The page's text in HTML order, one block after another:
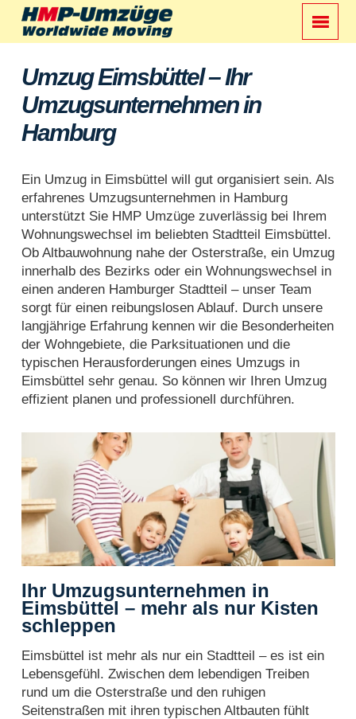
Umzug Eimsbüttel – Ihr
Umzugsunternehmen in
Hamburg
Ein Umzug in Eimsbüttel will gut organisiert sein. Als
erfahrenes Umzugsunternehmen in Hamburg
unterstützt Sie HMP Umzüge zuverlässig bei Ihrem
Wohnungswechsel im beliebten Stadtteil Eimsbüttel.
Ob Altbauwohnung nahe der Osterstraße, ein Umzug
innerhalb des Bezirks oder ein Wohnungswechsel in
einen anderen Hamburger Stadtteil – unser Team
sorgt für einen reibungslosen Ablauf. Durch unsere
langjährige Erfahrung kennen wir die Besonderheiten
der Wohngebiete, die Parksituationen und die
typischen Herausforderungen eines Umzugs in
Eimsbüttel sehr genau. So können wir Ihren Umzug
effizient planen und professionell durchführen.
Ihr Umzugsunternehmen in
Eimsbüttel – mehr als nur Kisten
schleppen
Eimsbüttel ist mehr als nur ein Stadtteil – es ist ein
Lebensgefühl. Zwischen dem lebendigen Treiben
rund um die Osterstraße und den ruhigen
Seitenstraßen mit ihren typischen Altbauten fühlt